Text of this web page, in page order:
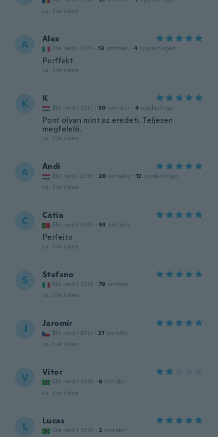
ca. 3 år siden
A Alex
Ble med i 2021 · 13 omtaler · 4 opplastinger
Perffekt
ca. 3 år siden
K K
Ble med i 2017 · 50 omtaler · 4 opplastinger
Pont olyan mint az eredeti. Teljesen
megfelelő.
ca. 3 år siden
A Andi
Ble med i 2015 · 20 omtaler · 12 opplastinger
ca. 3 år siden
C Cátia
Ble med i 2015 · 53 omtaler
Perfeito
ca. 3 år siden
S Stefano
Ble med i 2019 · 79 omtaler
ca. 3 år siden
J Jaromír
Ble med i 2017 · 21 omtaler
ca. 3 år siden
V Vitor
Ble med i 2018 · 6 omtaler
ca. 3 år siden
L Lucas
Ble med i 2018 · 2 omtaler